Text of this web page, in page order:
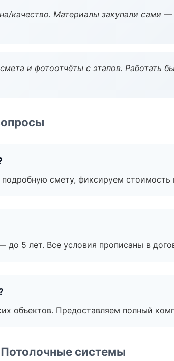
качество. Материалы закупали сами
и фотоотчёты с этапов. Работать
смету, фиксируем стоимость
5 лет. Все условия прописаны в
объектов. Предоставляем полный
системы